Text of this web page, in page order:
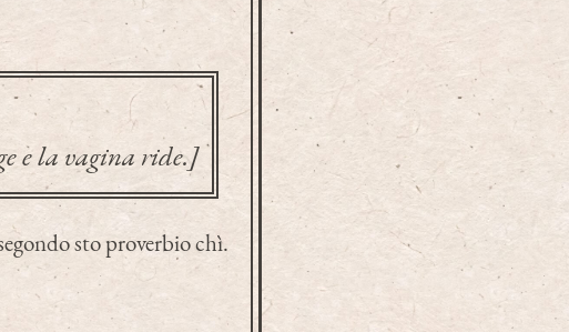
e la vagina ride.]
sto proverbio chì.